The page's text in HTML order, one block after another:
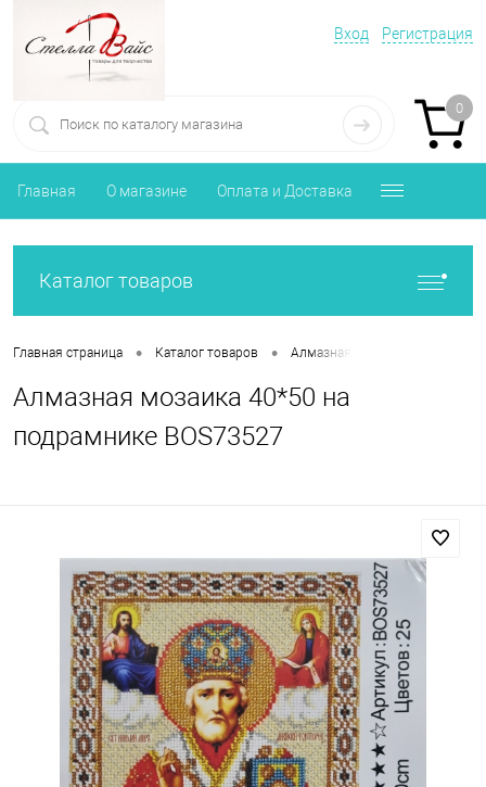
Вход Регистрация
0
Главная О магазине Оплата и Доставка
Каталог товаров
Главная страница • Каталог товаров • Алмазная мозаика
Алмазная мозаика 40*50 на
подрамнике BOS73527